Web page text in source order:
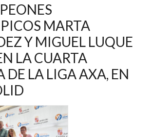
MARTA
Y MIGUEL LUQUE
LA CUARTA
DE LA LIGA AXA, EN